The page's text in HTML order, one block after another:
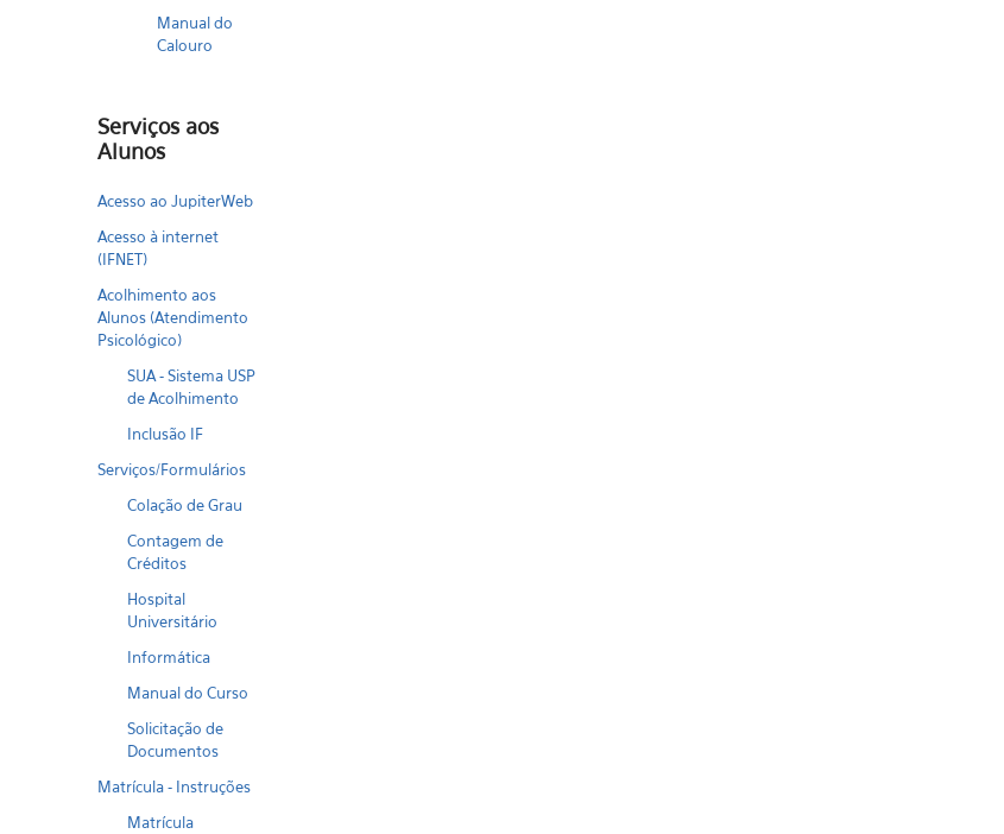
Manual do
Calouro
Serviços aos
Alunos
Acesso ao JupiterWeb
Acesso à internet
(IFNET)
Acolhimento aos
Alunos (Atendimento
Psicológico)
SUA - Sistema USP
de Acolhimento
Inclusão IF
Serviços/Formulários
Colação de Grau
Contagem de
Créditos
Hospital
Universitário
Informática
Manual do Curso
Solicitação de
Documentos
Matrícula - Instruções
Matrícula